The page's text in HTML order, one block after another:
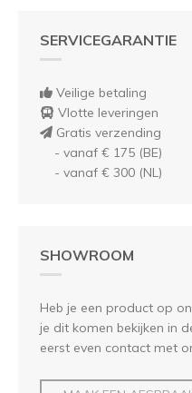
SERVICEGARANTIE
Veilige betaling
Vlotte leveringen
Gratis verzending
- vanaf € 175 (BE)
- vanaf € 300 (NL)
SHOWROOM
Heb je een product op
je dit komen bekijken in
eerst even contact met